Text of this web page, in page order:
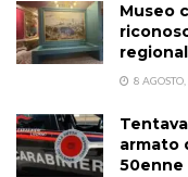
Museo
8
armato
50enne